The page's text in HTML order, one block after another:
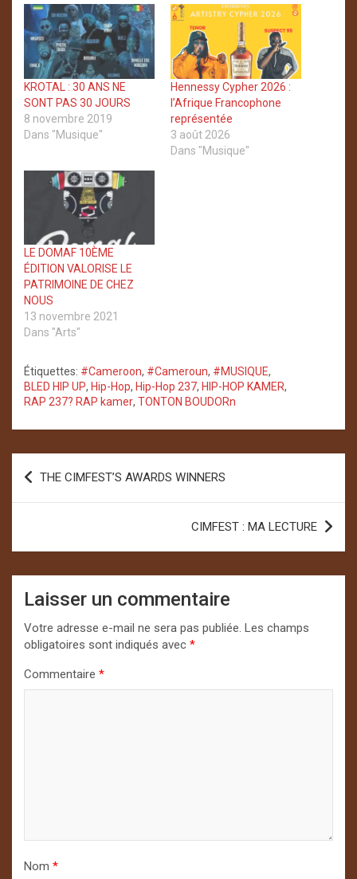
KROTAL : 30 ANS NE
SONT PAS 30 JOURS
8 novembre 2019
Dans "Musique"
Hennessy Cypher 2026 :
l’Afrique Francophone
représentée
3 août 2026
Dans "Musique"
LE DOMAF 10ÈME
ÉDITION VALORISE LE
PATRIMOINE DE CHEZ
NOUS
13 novembre 2021
Dans "Arts"
Étiquettes: #Cameroon, #Cameroun, #MUSIQUE,
BLED HIP UP, Hip-Hop, Hip-Hop 237, HIP-HOP KAMER,
RAP 237? RAP kamer, TONTON BOUDORn
Navigation
de
THE CIMFEST’S AWARDS WINNERS
CIMFEST : MA LECTURE
Laisser un commentaire
Votre adresse e-mail ne sera pas publiée. Les champs
obligatoires sont indiqués avec *
Commentaire *
Nom *